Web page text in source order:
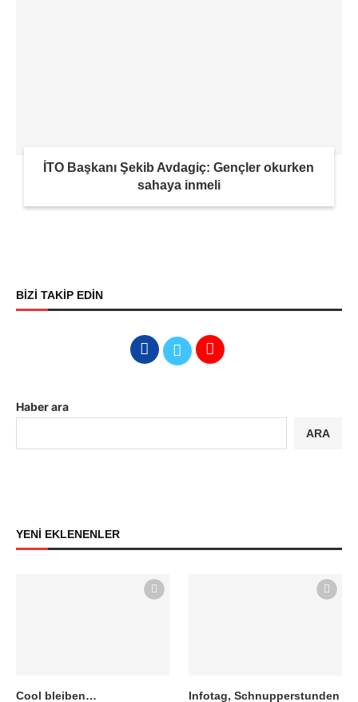
İTO Başkanı Şekib Avdagiç: Gençler okurken
sahaya inmeli
BİZİ TAKİP EDİN
Haber ara
ARA
YENİ EKLENENLER
Cool bleiben…
Infotag, Schnupperstunden